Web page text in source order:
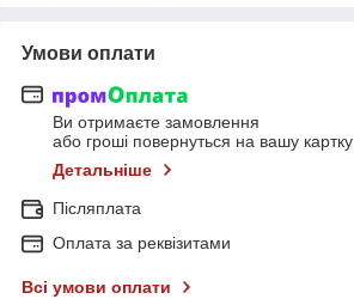
Умови оплати
Ви отримаєте замовлення
або гроші повернуться на вашу картку
Детальніше
Післяплата
Оплата за реквізитами
Всі умови оплати